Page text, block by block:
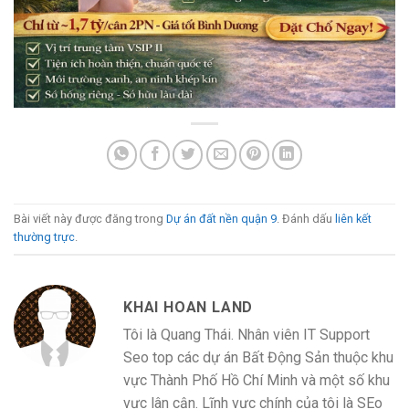
Bài viết này được đăng trong Dự án đất nền quận 9. Đánh dấu liên kết
thường trực.
KHAI HOAN LAND
Tôi là Quang Thái. Nhân viên IT Support
Seo top các dự án Bất Động Sản thuộc khu
vực Thành Phố Hồ Chí Minh và một số khu
vực lân cận. Lĩnh vực chính của tôi là SEo